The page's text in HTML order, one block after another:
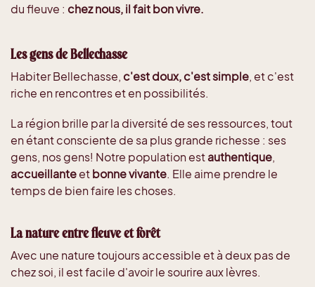
du fleuve : chez nous, il fait bon vivre.
Les gens de Bellechasse
Habiter Bellechasse, c'est doux, c'est simple, et c'est
riche en rencontres et en possibilités.
La région brille par la diversité de ses ressources, tout
en étant consciente de sa plus grande richesse : ses
gens, nos gens! Notre population estauthentique,
accueillanteetbonne vivante. Elle aime prendre le
temps de bien faire les choses.
La nature entre fleuve et forêt
Avec une nature toujours accessible et à deux pas de
chez soi, il est facile d'avoir le sourire aux lèvres.